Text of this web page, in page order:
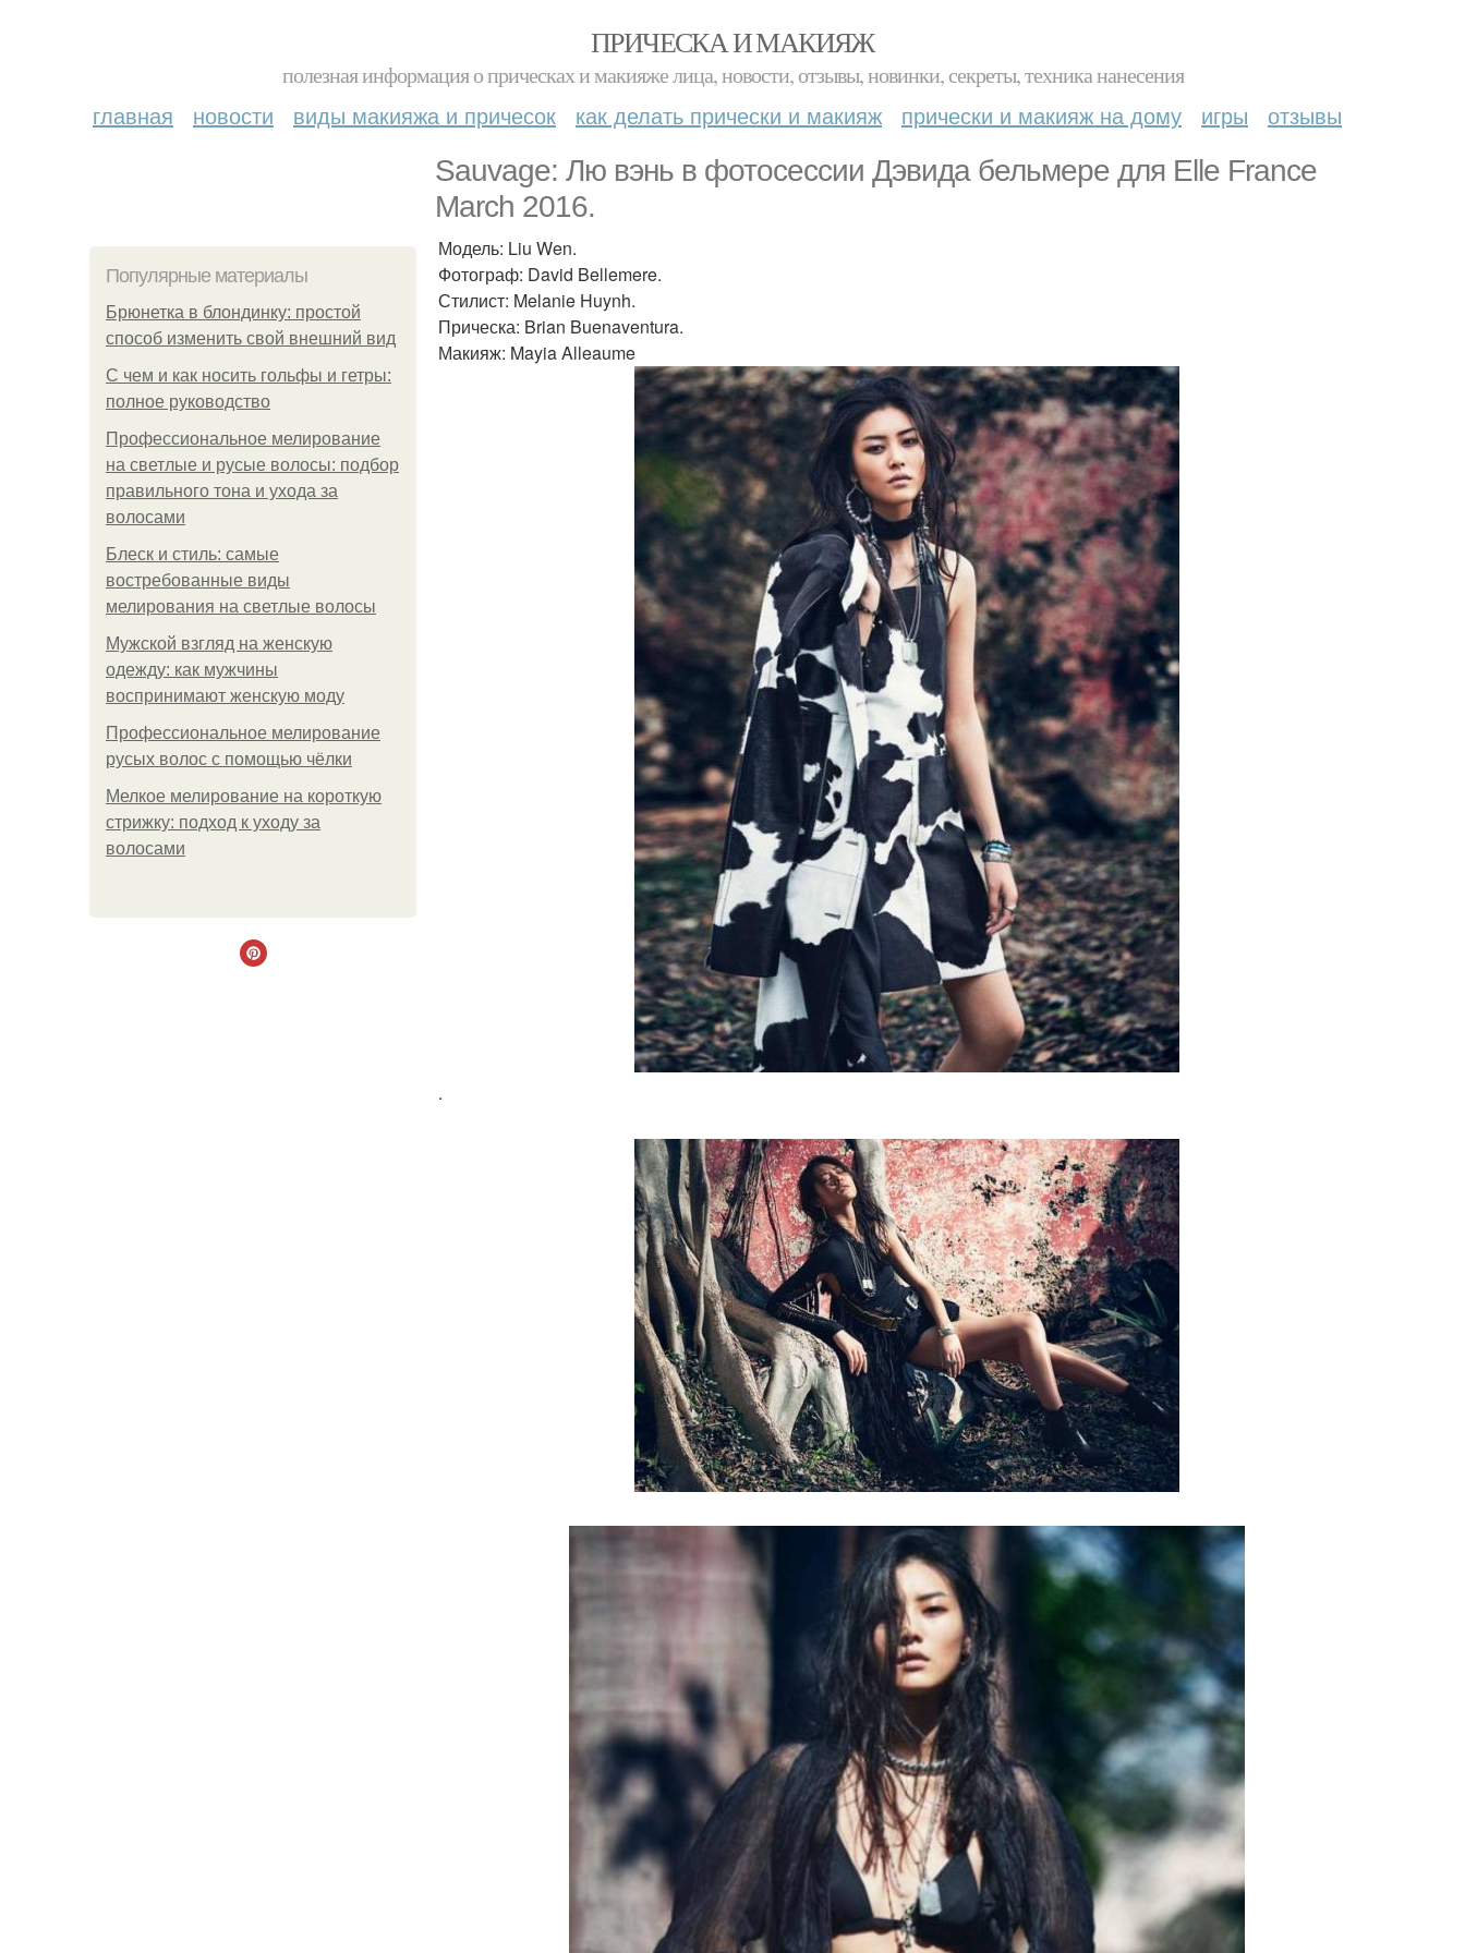
ПРИЧЕСКА И МАКИЯЖ
полезная информация о прическах и макияже лица, новости, отзывы, новинки, секреты, техника нанесения
главная новости виды макияжа и причесок как делать прически и макияж прически и макияж на дому игры отзывы
Sauvage: Лю вэнь в фотосессии Дэвида бельмере для Elle France
March 2016.
Популярные материалы
Брюнетка в блондинку: простой
способ изменить свой внешний вид
С чем и как носить гольфы и гетры:
полное руководство
Профессиональное мелирование
на светлые и русые волосы: подбор
правильного тона и ухода за
волосами
Блеск и стиль: самые
востребованные виды
мелирования на светлые волосы
Мужской взгляд на женскую
одежду: как мужчины
воспринимают женскую моду
Профессиональное мелирование
русых волос с помощью чёлки
Мелкое мелирование на короткую
стрижку: подход к уходу за
волосами
Модель: Liu Wen.
Фотограф: David Bellemere.
Стилист: Melanie Huynh.
Прическа: Brian Buenaventura.
Макияж: Mayia Alleaume
.